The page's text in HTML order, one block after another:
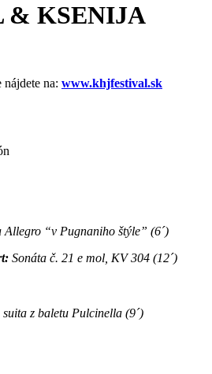
& KSENIJA
na: www.khjfestival.sk
Allegro “v Pugnaniho štýle” (6´)
Sonáta č. 21 e mol, KV 304 (12´)
suita z baletu Pulcinella (9´)